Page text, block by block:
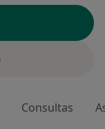
Consultas